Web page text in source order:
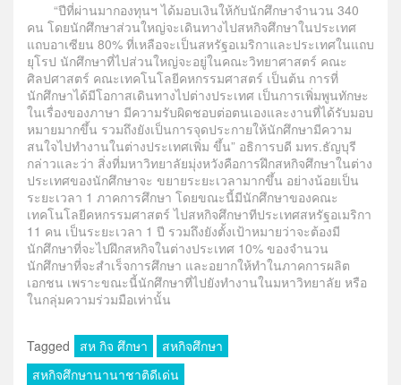
“ปีที่ผ่านมากองทุนฯ ได้มอบเงินให้กับนักศึกษาจำนวน 340
คน โดยนักศึกษาส่วนใหญ่จะเดินทางไปสหกิจศึกษาในประเทศ
แถบอาเซียน 80% ที่เหลือจะเป็นสหรัฐอเมริกาและประเทศในแถบ
ยุโรป นักศึกษาที่ไปส่วนใหญ่จะอยู่ในคณะวิทยาศาสตร์ คณะ
ศิลปศาสตร์ คณะเทคโนโลยีคหกรรมศาสตร์ เป็นต้น การที่
นักศึกษาได้มีโอกาสเดินทางไปต่างประเทศ เป็นการเพิ่มพูนทักษะ
ในเรื่องของภาษา มีความรับผิดชอบต่อตนเองและงานที่ได้รับมอบ
หมายมากขึ้น รวมถึงยังเป็นการจุดประกายให้นักศึกษามีความ
สนใจไปทำงานในต่างประเทศเพิ่ม ขึ้น” อธิการบดี มทร.ธัญบุรี
กล่าวและว่า สิ่งที่มหาวิทยาลัยมุ่งหวังคือการฝึกสหกิจศึกษาในต่าง
ประเทศของนักศึกษาจะ ขยายระยะเวลามากขึ้น อย่างน้อยเป็น
ระยะเวลา 1 ภาคการศึกษา โดยขณะนี้มีนักศึกษาของคณะ
เทคโนโลยีคหกรรมศาสตร์ ไปสหกิจศึกษาทีประเทศสหรัฐอเมริกา
11 คน เป็นระยะเวลา 1 ปี รวมถึงยังตั้งเป้าหมายว่าจะต้องมี
นักศึกษาที่จะไปฝึกสหกิจในต่างประเทศ 10% ของจำนวน
นักศึกษาที่จะสำเร็จการศึกษา และอยากให้ทำในภาคการผลิต
เอกชน เพราะขณะนี้นักศึกษาที่ไปยังทำงานในมหาวิทยาลัย หรือ
ในกลุ่มความร่วมมือเท่านั้น
Tagged สห กิจ ศึกษา
สหกิจศึกษา
สหกิจศึกษานานาชาติดีเด่น